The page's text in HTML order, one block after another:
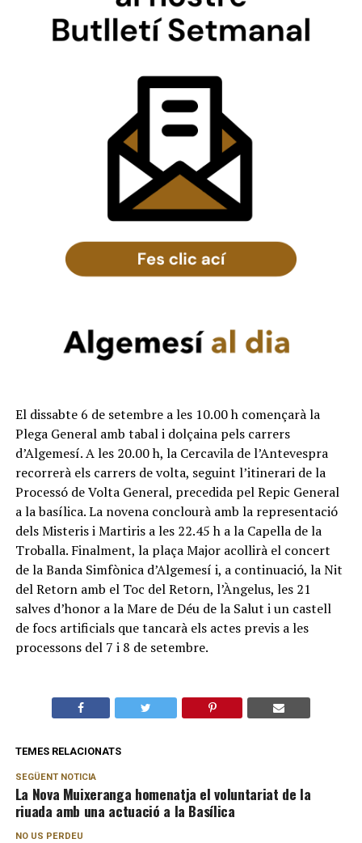
El dissabte 6 de setembre a les 10.00 h començarà la
Plega General amb tabal i dolçaina pels carrers
d’Algemesí. A les 20.00 h, la Cercavila de l’Antevespra
recorrerà els carrers de volta, seguint l’itinerari de la
Processó de Volta General, precedida pel Repic General
a la basílica. La novena conclourà amb la representació
dels Misteris i Martiris a les 22.45 h a la Capella de la
Troballa. Finalment, la plaça Major acollirà el concert
de la Banda Simfònica d’Algemesí i, a continuació, la Nit
del Retorn amb el Toc del Retorn, l’Àngelus, les 21
salves d’honor a la Mare de Déu de la Salut i un castell
de focs artificials que tancarà els actes previs a les
processons del 7 i 8 de setembre.
TEMES RELACIONATS
SEGÜENT NOTICIA
La Nova Muixeranga homenatja el voluntariat de la
riuada amb una actuació a la Basílica
NO US PERDEU